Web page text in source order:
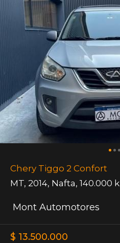
Chery Tiggo 2 Confort
MT, 2014, Nafta, 140.000
Mont Automotores
$ 13.500.000